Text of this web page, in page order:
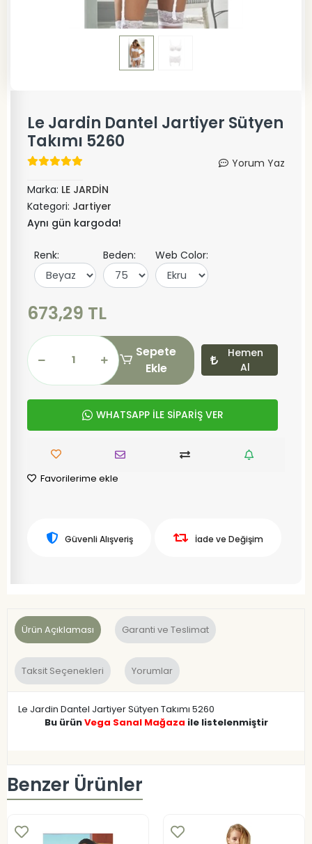
Le Jardin Dantel Jartiyer Sütyen
Takımı 5260
Yorum Yaz
Marka: LE JARDİN
Kategori: Jartiyer
Aynı gün kargoda!
Renk: Beden: Web Color:
673,29 TL
Sepete
Ekle
Hemen
Al
WHATSAPP İLE SİPARİŞ VER
Favorilerime ekle
Güvenli Alışveriş İade ve Değişim
Ürün Açıklaması Garanti ve Teslimat
Taksit Seçenekleri Yorumlar
Le Jardin Dantel Jartiyer Sütyen Takımı 5260
Bu ürünVega Sanal Mağaza ile listelenmiştir
Benzer Ürünler